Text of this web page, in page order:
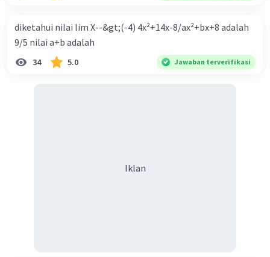
diketahui nilai lim X--&gt;(-4) 4x²+14x-8/ax²+bx+8 adalah
9/5 nilai a+b adalah
34 5.0 Jawaban terverifikasi
Iklan